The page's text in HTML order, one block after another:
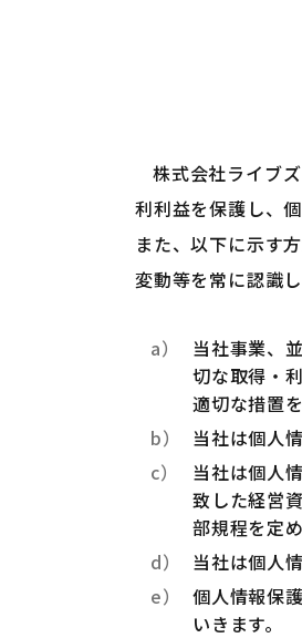
株式会社ライブ
利利益を保護し、
また、以下に示す
変動等を常に認識
当社事業、
切な取得・
適切な措置
当社は個人
当社は個人
致した経営
部規程を定
当社は個人
個人情報保
いきます。